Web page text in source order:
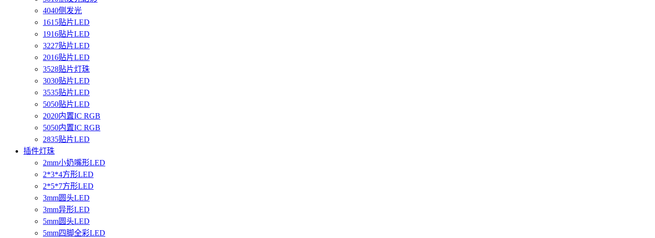
4040侧发光
1615贴片LED
1916贴片LED
3227贴片LED
2016贴片LED
3528贴片灯珠
3030贴片LED
3535贴片LED
5050贴片LED
2020内置IC RGB
5050内置IC RGB
2835贴片LED
插件灯珠
2mm小奶嘴形LED
2*3*4方形LED
2*5*7方形LED
3mm圆头LED
3mm异形LED
5mm圆头LED
5mm四脚全彩LED